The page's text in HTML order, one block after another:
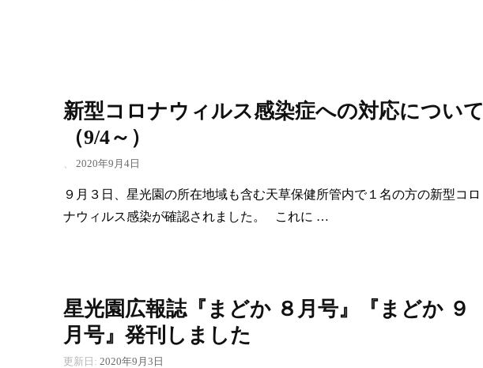
新型コロナウィルス感染症への対応について
（9/4～）
2020年9月4日
９月３日、星光園の所在地域も含む天草保健所管内で１名の方の新型コロ
ナウィルス感染が確認されました。 これに …
星光園広報誌『まどか ８月号』『まどか ９
月号』発刊しました
更新日: 2020年9月3日